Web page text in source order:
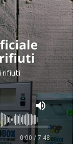
rifiuti
volume_up
0:00 / 7:48